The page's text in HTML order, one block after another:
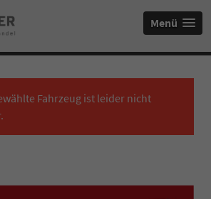
Menü
Fahrzeug ist leider nicht